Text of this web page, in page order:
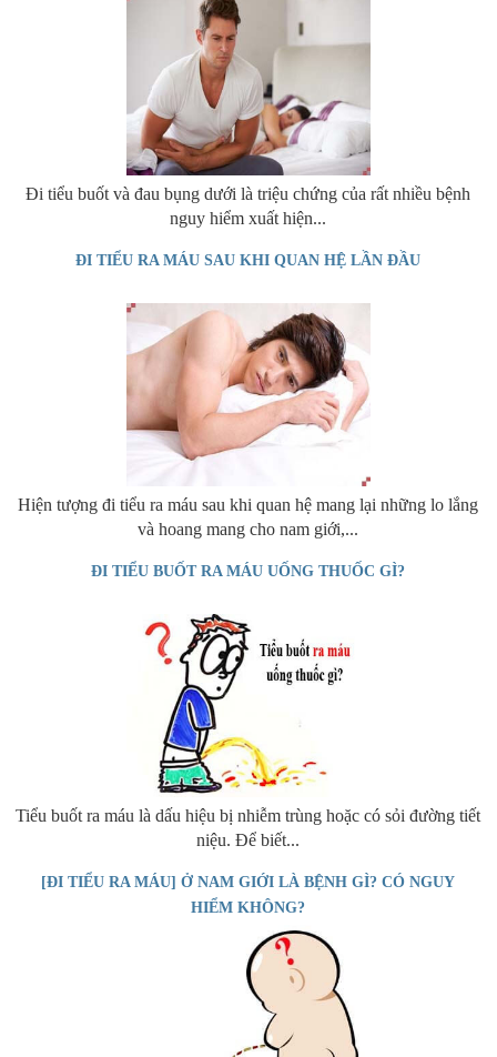
Đi tiểu buốt và đau bụng dưới là triệu chứng của rất nhiều bệnh
nguy hiểm xuất hiện...
ĐI TIỂU RA MÁU SAU KHI QUAN HỆ LẦN ĐẦU
Hiện tượng đi tiểu ra máu sau khi quan hệ mang lại những lo lắng
và hoang mang cho nam giới,...
ĐI TIỂU BUỐT RA MÁU UỐNG THUỐC GÌ?
Tiểu buốt ra máu là dấu hiệu bị nhiễm trùng hoặc có sỏi đường tiết
niệu. Để biết...
[ĐI TIỂU RA MÁU] Ở NAM GIỚI LÀ BỆNH GÌ? CÓ NGUY
HIỂM KHÔNG?